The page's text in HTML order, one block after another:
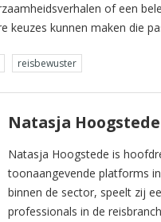
of een
keuzes kunnen maken die
reisbewuster
Natasja Hoogstede
Natasja Hoogstede is
toonaangevende platforms
binnen de sector, speelt zij
professionals in de